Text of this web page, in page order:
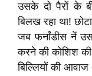
उसके दो पैरों के
बिलख रहा था!
जब फर्नांडीस नें
करने की कोशिश
बिल्लियों की